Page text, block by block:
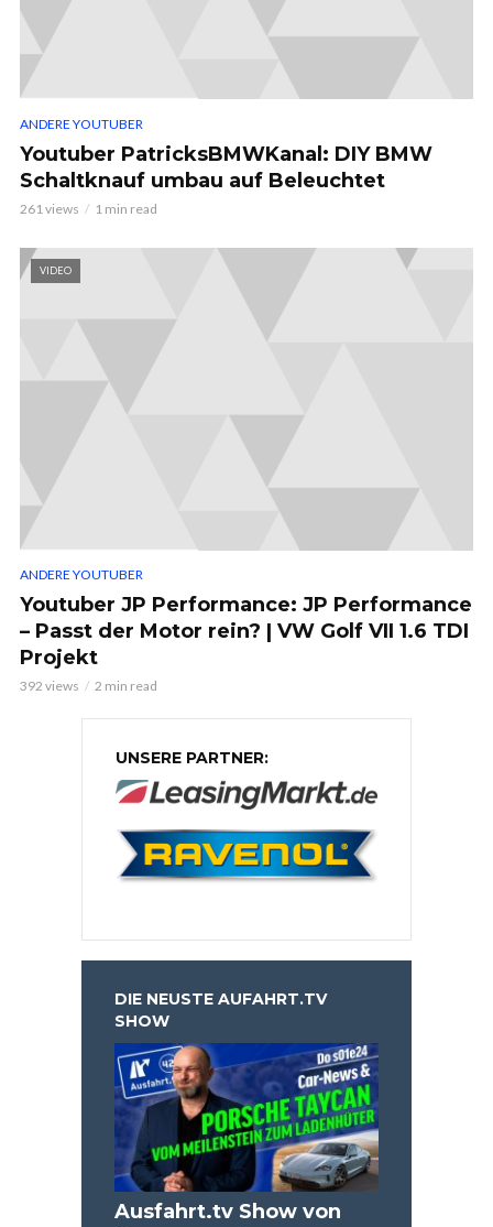
ANDERE YOUTUBER
Youtuber PatricksBMWKanal: DIY BMW
Schaltknauf umbau auf Beleuchtet
261 views 1 min read
VIDEO
ANDERE YOUTUBER
Youtuber JP Performance: JP Performance
– Passt der Motor rein? | VW Golf VII 1.6 TDI
Projekt
392 views 2 min read
UNSERE PARTNER:
DIE NEUSTE AUFAHRT.TV
SHOW
Ausfahrt.tv Show von